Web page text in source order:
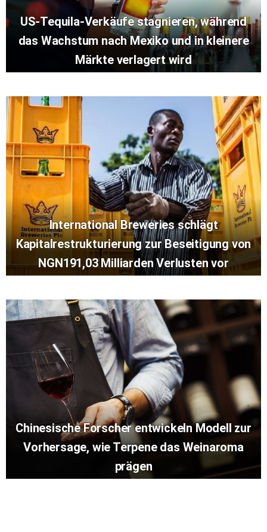
US-Tequila-Verkäufe stagnieren, während
das Wachstum nach Mexiko und in kleinere
Märkte verlagert wird
International Breweries schlägt
Kapitalrestrukturierung zur Beseitigung von
NGN191,03 Milliarden Verlusten vor
Chinesische Forscher entwickeln Modell zur
Vorhersage, wie Terpene das Weinaroma
prägen